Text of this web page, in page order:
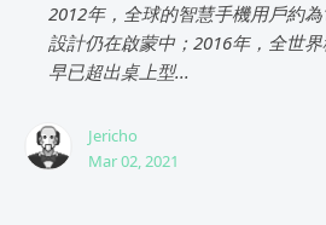
2012年，全球的智慧手機用戶約
設計仍在啟蒙中；2016年，全世
早已超出桌上型...
Jericho
Mar 02, 2021